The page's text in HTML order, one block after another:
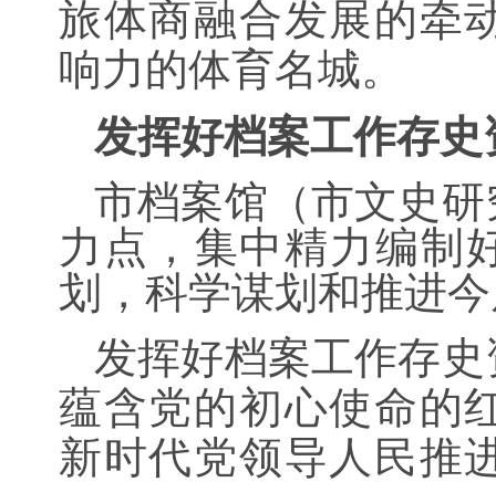
旅体商融合发展的牵
响力的体育名城。
发挥好档案工作存
市档案馆（市文史
力点，集中精力编制
划，科学谋划和推进
发挥好档案工作存
蕴含党的初心使命的
新时代党领导人民推